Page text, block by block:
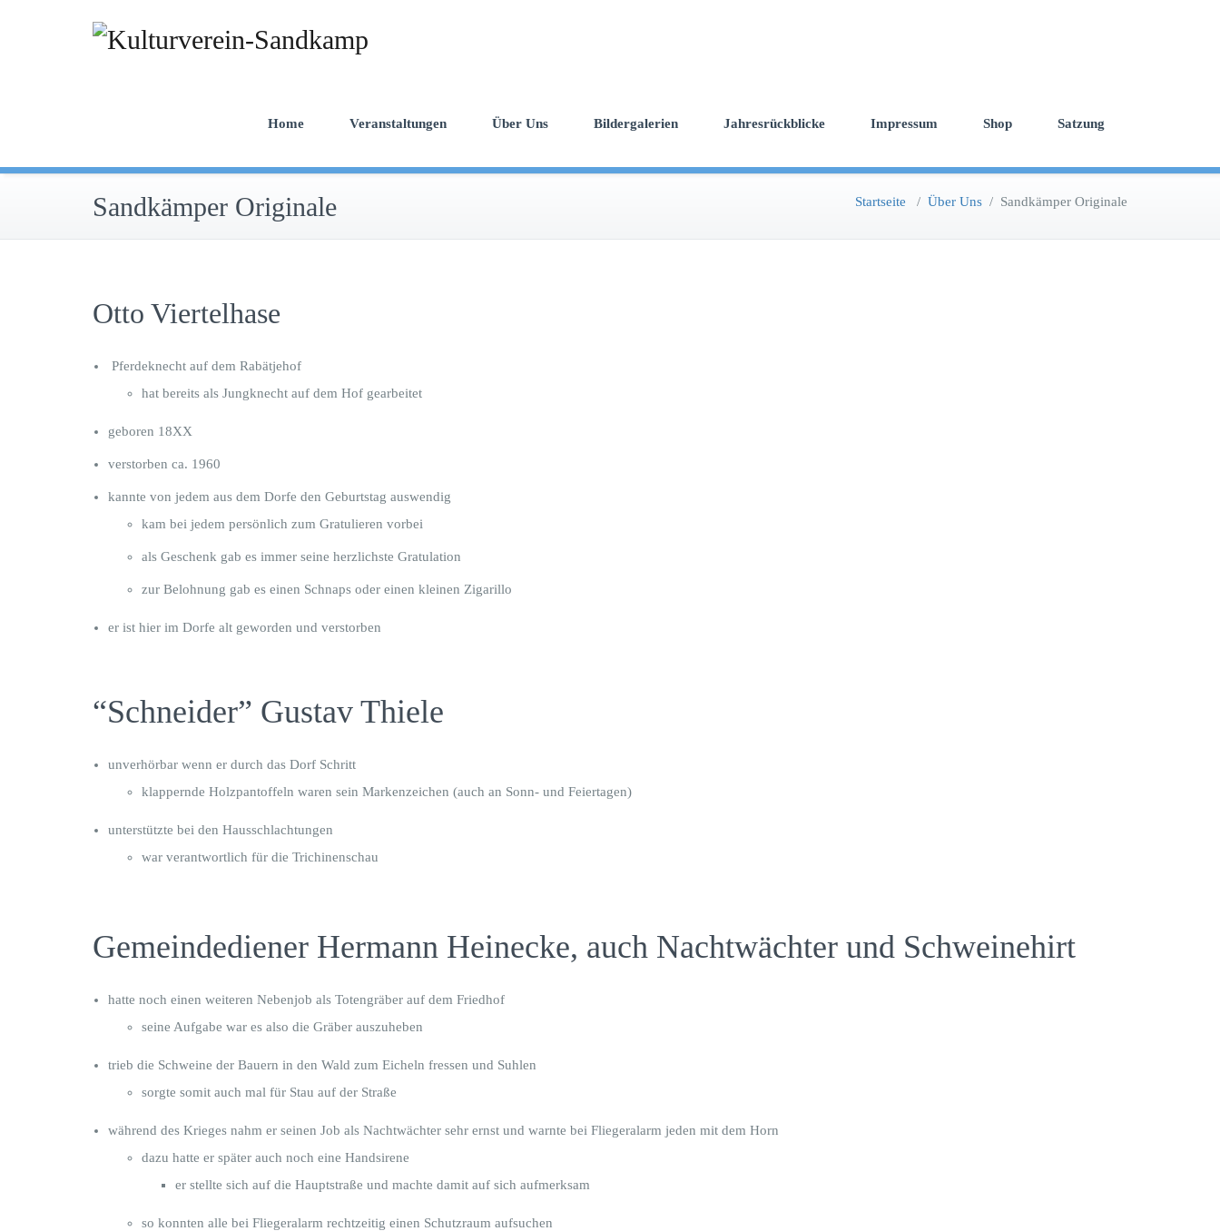
Home Veranstaltungen Über Uns Bildergalerien Jahresrückblicke Impressum Shop Satzung
Sandkämper Originale Startseite / Über Uns / Sandkämper Originale
Otto Viertelhase
Pferdeknecht auf dem Rabätjehof
hat bereits als Jungknecht auf dem Hof gearbeitet
geboren 18XX
verstorben ca. 1960
kannte von jedem aus dem Dorfe den Geburtstag auswendig
kam bei jedem persönlich zum Gratulieren vorbei
als Geschenk gab es immer seine herzlichste Gratulation
zur Belohnung gab es einen Schnaps oder einen kleinen Zigarillo
er ist hier im Dorfe alt geworden und verstorben
“Schneider” Gustav Thiele
unverhörbar wenn er durch das Dorf Schritt
klappernde Holzpantoffeln waren sein Markenzeichen (auch an Sonn- und Feiertagen)
unterstützte bei den Hausschlachtungen
war verantwortlich für die Trichinenschau
Gemeindediener Hermann Heinecke, auch Nachtwächter und Schweinehirt
hatte noch einen weiteren Nebenjob als Totengräber auf dem Friedhof
seine Aufgabe war es also die Gräber auszuheben
trieb die Schweine der Bauern in den Wald zum Eicheln fressen und Suhlen
sorgte somit auch mal für Stau auf der Straße
während des Krieges nahm er seinen Job als Nachtwächter sehr ernst und warnte bei Fliegeralarm jeden mit dem Horn
dazu hatte er später auch noch eine Handsirene
er stellte sich auf die Hauptstraße und machte damit auf sich aufmerksam
so konnten alle bei Fliegeralarm rechtzeitig einen Schutzraum aufsuchen